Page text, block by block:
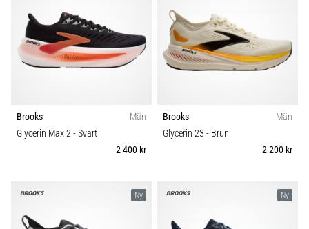
alla
artiklar
Brooks
Män
Glycerin Max 2- Svart
2 400 kr
Brooks
Män
Glycerin 23 - Brun
2 200 kr
Ny Ny